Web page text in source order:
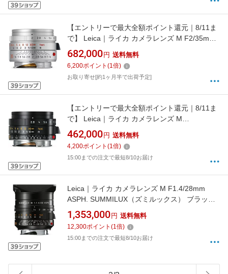
【エントリーで最大全額ポイント還元｜8/11ま
で】 Leica｜ライカ カメラレンズ M F2/35mm
ASPH. SUMMICRON（ズミクロン） シルバー
[ライカM /単焦点レンズ][ズミクロン
MF235MMASPH.シ]
682,000 円 送料無料
6,200ポイント (1倍)
お取り寄せ[約1ヶ月半で出荷予定]
【エントリーで最大全額ポイント還元｜8/11ま
で】 Leica｜ライカ カメラレンズ M
F2.8/28mm ASPH. ELMARIT（エルマリート）
ブラック [ライカM /単焦点レンズ][エルマリー
トMF2.828MMASPH]
462,000 円 送料無料
4,200ポイント (1倍)
15:00までの注文で最短8/10お届け
Leica｜ライカ カメラレンズ M F1.4/28mm
ASPH. SUMMILUX（ズミルックス） ブラック
[ライカM /単焦点レンズ][ズミルックス
M1.428MMASPH.]
1,353,000 円 送料無料
12,300ポイント (1倍)
15:00までの注文で最短8/10お届け